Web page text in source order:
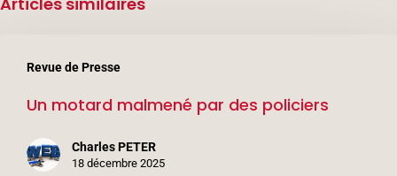
Revue de Presse
motard
malmené
Un motard malmené par des policiers
Charles PETER
18 décembre 2025